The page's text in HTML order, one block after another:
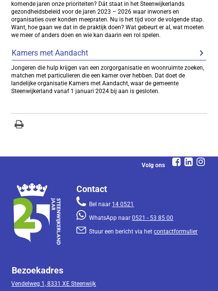
komende jaren onze prioriteiten? Dát staat in het Steenwijkerlands
gezondheidsbeleid voor de jaren 2023 – 2026 waar inwoners en
organisaties over konden meepraten. Nu is het tijd voor de volgende stap.
Want, hoe gaan we dat in de praktijk doen? Wat gebeurt er al, wat moeten
we meer of anders doen en wie kan daarin een rol spelen.
Kamers met Aandacht
Jongeren die hulp krijgen van een zorgorganisatie en woonruimte zoeken,
matchen met particulieren die een kamer over hebben. Dat doet de
landelijke organisatie Kamers met Aandacht, waar de gemeente
Steenwijkerland vanaf 1 januari 2024 bij aan is gesloten.
Volg ons
Contact
Bel naar 14 0521
WhatsApp naar0521 - 53 85 00
Stuur een bericht via hetcontactformulier
Bezoekadres
Vendelweg 1, 8331 XE Steenwijk